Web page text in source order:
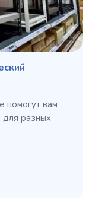
помогут вам
для разных